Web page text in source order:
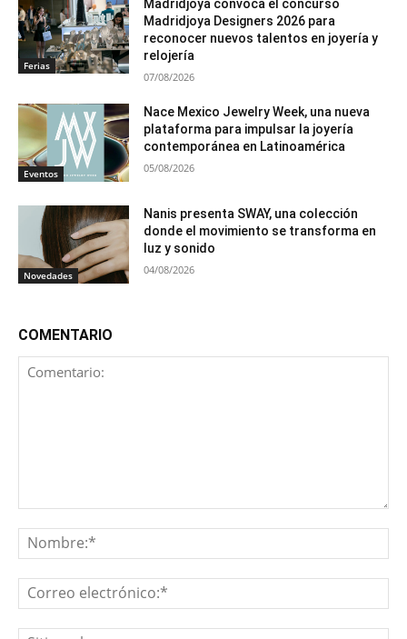
Ferias
Madridjoya convoca el concurso
Madridjoya Designers 2026 para
reconocer nuevos talentos en joyería y
relojería
07/08/2026
Eventos
Nace Mexico Jewelry Week, una nueva
plataforma para impulsar la joyería
contemporánea en Latinoamérica
05/08/2026
Novedades
Nanis presenta SWAY, una colección
donde el movimiento se transforma en
luz y sonido
04/08/2026
COMENTARIO